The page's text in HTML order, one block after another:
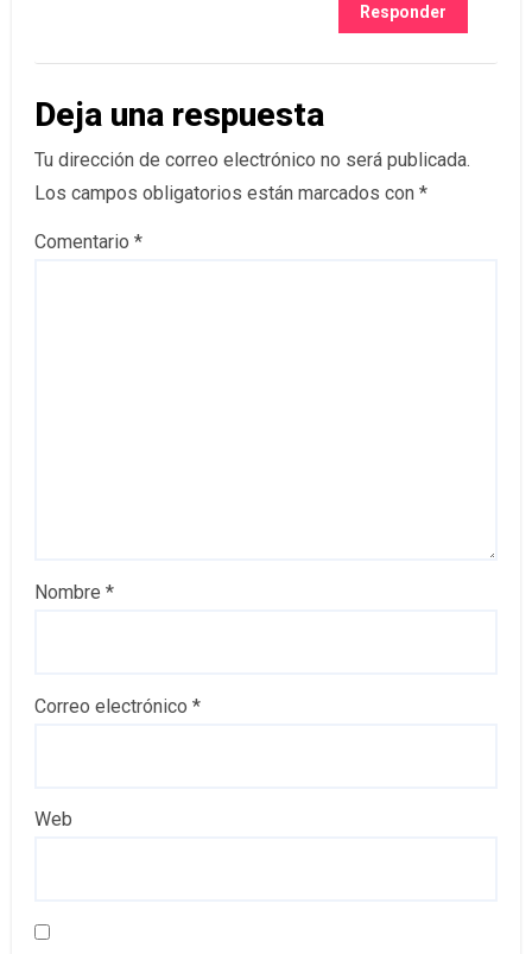
Responder
Deja una respuesta
Tu dirección de correo electrónico no será publicada.
Los campos obligatorios están marcados con *
Comentario *
Nombre *
Correo electrónico *
Web